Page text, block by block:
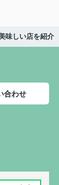
味しい店を紹介
合わせ